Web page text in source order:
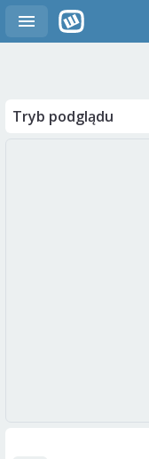
Tryb podglądu